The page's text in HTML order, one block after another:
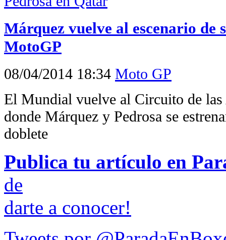
Márquez vuelve al escenario
MotoGP
08/04/2014 18:34 Moto GP
El Mundial vuelve al Circuito de
donde Márquez y Pedrosa se
doblete
Publica tu artículo en
de
darte a conocer!